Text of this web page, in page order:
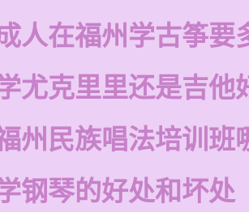
人在福州学古筝要
尤克里里还是吉他
州民族唱法培训班
钢琴的好处和坏处